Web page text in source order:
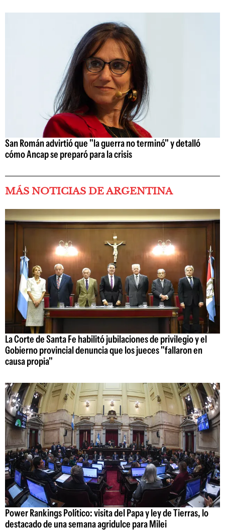
San Román advirtió que "la guerra no terminó" y detalló
cómo Ancap se preparó para la crisis
MÁS NOTICIAS DE ARGENTINA
La Corte de Santa Fe habilitó jubilaciones de privilegio y el
Gobierno provincial denuncia que los jueces "fallaron en
causa propia"
Power Rankings Político: visita del Papa y ley de Tierras, lo
destacado de una semana agridulce para Milei